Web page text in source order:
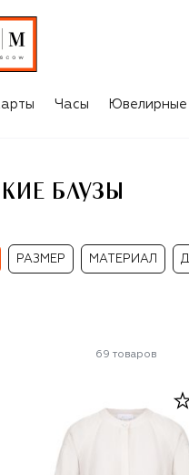
Часы Ювелирные
БЛУЗЫ
РАЗМЕР МАТЕРИАЛ
69 товаров